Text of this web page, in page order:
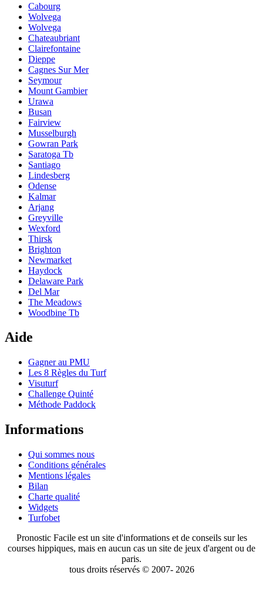
Cabourg
Wolvega
Wolvega
Chateaubriant
Clairefontaine
Dieppe
Cagnes Sur Mer
Seymour
Mount Gambier
Urawa
Busan
Fairview
Musselburgh
Gowran Park
Saratoga Tb
Santiago
Lindesberg
Odense
Kalmar
Arjang
Greyville
Wexford
Thirsk
Brighton
Newmarket
Haydock
Delaware Park
Del Mar
The Meadows
Woodbine Tb
Aide
Gagner au PMU
Les 8 Règles du Turf
Visuturf
Challenge Quinté
Méthode Paddock
Informations
Qui sommes nous
Conditions générales
Mentions légales
Bilan
Charte qualité
Widgets
Turfobet
Pronostic Facile est un site d'informations et de conseils sur les
courses hippiques, mais en aucun cas un site de jeux d'argent ou de
paris.
tous droits réservés © 2007- 2026